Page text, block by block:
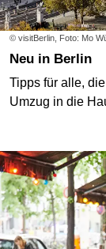
© visitBerlin, Foto: Mo
Neu in Berlin
Tipps für alle,
Umzug in die